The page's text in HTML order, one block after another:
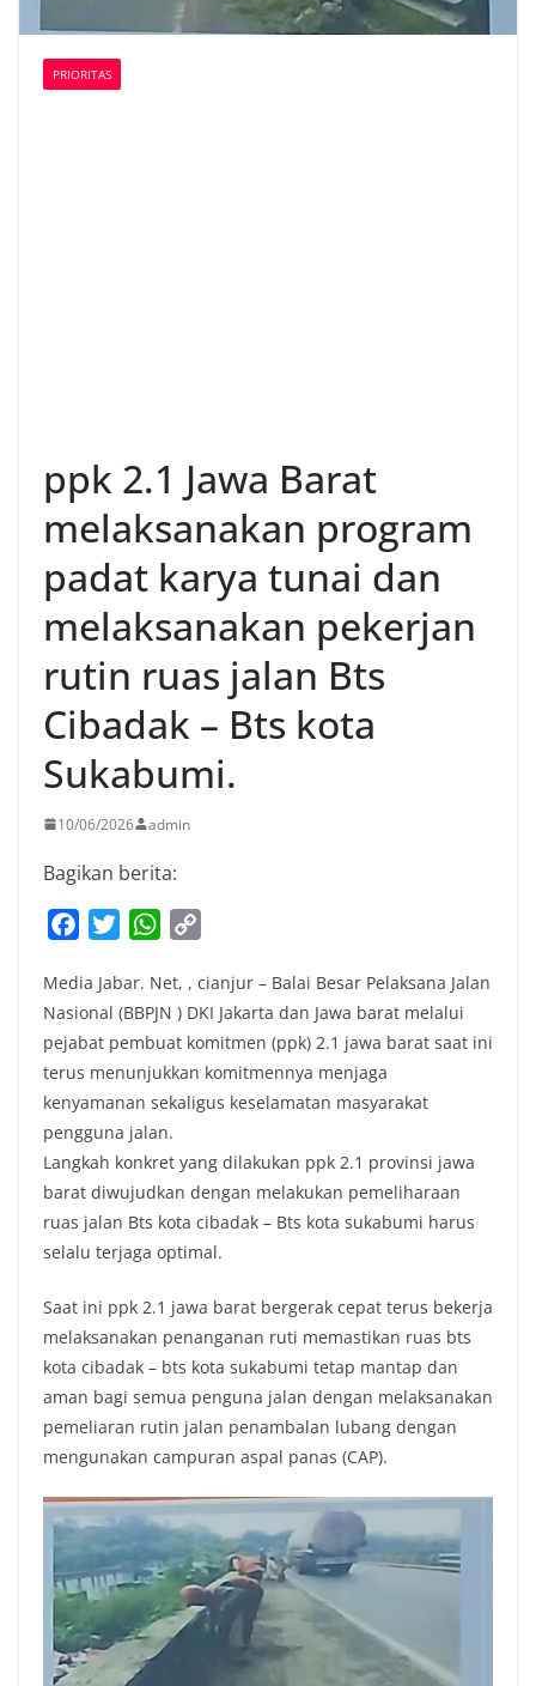
PRIORITAS
ppk 2.1 Jawa Barat
melaksanakan program
padat karya tunai dan
melaksanakan pekerjan
rutin ruas jalan Bts
Cibadak – Bts kota
Sukabumi.
10/06/2026 admin
Bagikan berita:
c
e
b
o
o
k
i
t
t
e
r
W
a
t
s
A
p
p
p
y
L
n
Media Jabar. Net, , cianjur – Balai Besar Pelaksana Jalan
Nasional (BBPJN ) DKI Jakarta dan Jawa barat melalui
pejabat pembuat komitmen (ppk) 2.1 jawa barat saat ini
terus menunjukkan komitmennya menjaga
kenyamanan sekaligus keselamatan masyarakat
pengguna jalan.
Langkah konkret yang dilakukan ppk 2.1 provinsi jawa
barat diwujudkan dengan melakukan pemeliharaan
ruas jalan Bts kota cibadak – Bts kota sukabumi harus
selalu terjaga optimal.
Saat ini ppk 2.1 jawa barat bergerak cepat terus bekerja
melaksanakan penanganan ruti memastikan ruas bts
kota cibadak – bts kota sukabumi tetap mantap dan
aman bagi semua penguna jalan dengan melaksanakan
pemeliaran rutin jalan penambalan lubang dengan
mengunakan campuran aspal panas (CAP).